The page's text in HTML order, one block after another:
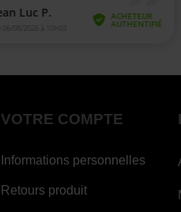
VOTRE COMPTE
Informations personnelles
Retours produit